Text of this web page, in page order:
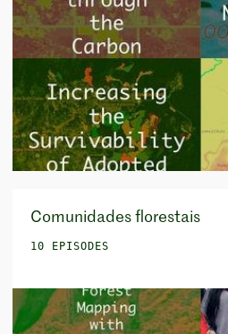
Comunidades florestais
10 EPISODES